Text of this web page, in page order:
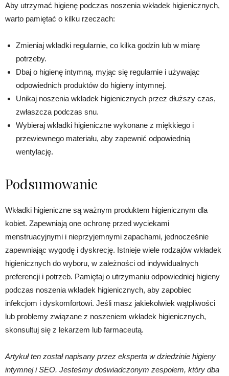
Aby utrzymać higienę podczas noszenia wkładek higienicznych,
warto pamiętać o kilku rzeczach:
Zmieniaj wkładki regularnie, co kilka godzin lub w miarę
potrzeby.
Dbaj o higienę intymną, myjąc się regularnie i używając
odpowiednich produktów do higieny intymnej.
Unikaj noszenia wkładek higienicznych przez dłuższy czas,
zwłaszcza podczas snu.
Wybieraj wkładki higieniczne wykonane z miękkiego i
przewiewnego materiału, aby zapewnić odpowiednią
wentylację.
Podsumowanie
Wkładki higieniczne są ważnym produktem higienicznym dla
kobiet. Zapewniają one ochronę przed wyciekami
menstruacyjnymi i nieprzyjemnymi zapachami, jednocześnie
zapewniając wygodę i dyskrecję. Istnieje wiele rodzajów wkładek
higienicznych do wyboru, w zależności od indywidualnych
preferencji i potrzeb. Pamiętaj o utrzymaniu odpowiedniej higieny
podczas noszenia wkładek higienicznych, aby zapobiec
infekcjom i dyskomfortowi. Jeśli masz jakiekolwiek wątpliwości
lub problemy związane z noszeniem wkładek higienicznych,
skonsultuj się z lekarzem lub farmaceutą.
Artykuł ten został napisany przez eksperta w dziedzinie higieny
intymnej i SEO. Jesteśmy doświadczonym zespołem, który dba